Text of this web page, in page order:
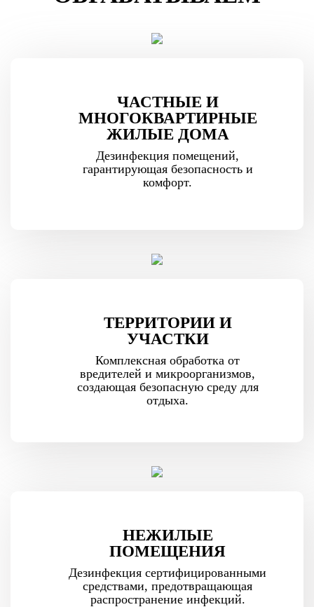
ЧАСТНЫЕ И
МНОГОКВАРТИРНЫЕ
ЖИЛЫЕ ДОМА
Дезинфекция помещений,
гарантирующая безопасность и
комфорт.
ТЕРРИТОРИИ И
УЧАСТКИ
Комплексная обработка от
вредителей и микроорганизмов,
создающая безопасную среду для
отдыха.
НЕЖИЛЫЕ
ПОМЕЩЕНИЯ
Дезинфекция сертифицированными
средствами, предотвращающая
распространение инфекций.